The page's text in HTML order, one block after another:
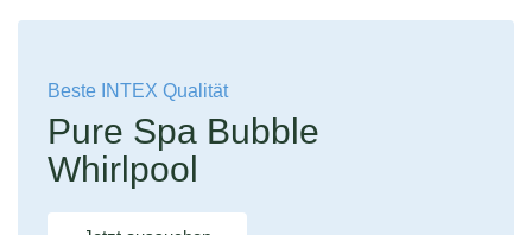
Beste INTEX Qualität
Pure Spa Bubble
Whirlpool